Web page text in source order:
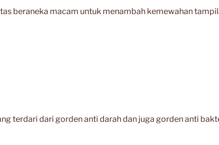
beraneka macam untuk menambah kemewahan
terdari dari gorden anti darah dan juga gorden anti